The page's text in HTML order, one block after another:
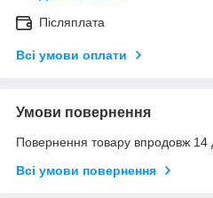
Післяплата
Всі умови оплати
Умови повернення
Повернення товару впродовж 14
Всі умови повернення